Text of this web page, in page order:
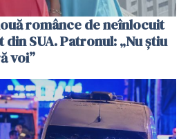
românce de neînlocuit
SUA. Patronul: „Nu știu
voi”